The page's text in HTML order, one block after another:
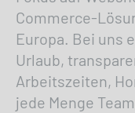
Commerce-
Europa. Bei uns
Urlaub,
Arbeitszeiten,
jede Menge